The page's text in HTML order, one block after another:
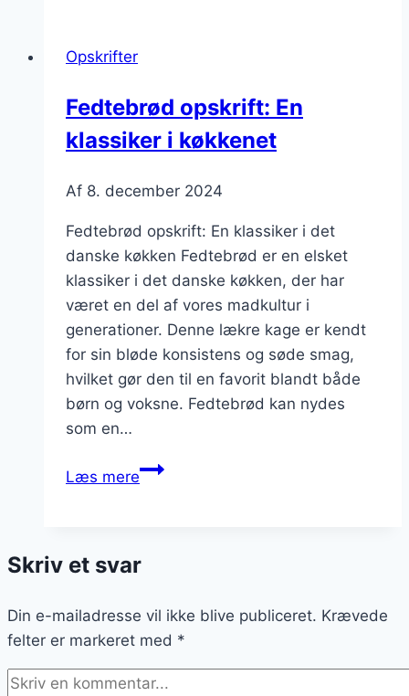
Opskrifter
Fedtebrød opskrift: En
klassiker i køkkenet
Af 8. december 2024
Fedtebrød opskrift: En klassiker i det
danske køkken Fedtebrød er en elsket
klassiker i det danske køkken, der har
været en del af vores madkultur i
generationer. Denne lækre kage er kendt
for sin bløde konsistens og søde smag,
hvilket gør den til en favorit blandt både
børn og voksne. Fedtebrød kan nydes
som en…
Læs mereFedtebrød
i
Skriv et svar
Din e-mailadresse vil ikke blive publiceret. Krævede
felter er markeret med *